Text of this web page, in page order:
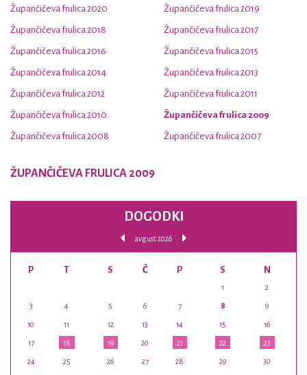
Župančičeva frulica 2020 Župančičeva frulica 2019
Župančičeva frulica 2018 Župančičeva frulica 2017
Župančičeva frulica 2016 Župančičeva frulica 2015
Župančičeva frulica 2014 Župančičeva frulica 2013
Župančičeva frulica 2012 Župančičeva frulica 2011
Župančičeva frulica 2010 Župančičeva frulica 2009
Župančičeva frulica 2008 Župančičeva frulica 2007
ŽUPANČIČEVA FRULICA 2009
DOGODKI
avgust 2026
P T S Č P S N
1 2
3 4 5 6 7 8 9
10 11 12 13 14 15 16
17 18 19 20 21 22 23
24 25 26 27 28 29 30